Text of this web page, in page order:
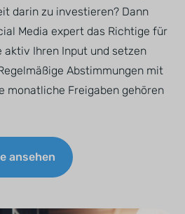
darin zu investieren? Dann
Media expert das Richtige für
aktiv Ihren Input und setzen
Abstimmungen mit
monatliche Freigaben gehören
ansehen